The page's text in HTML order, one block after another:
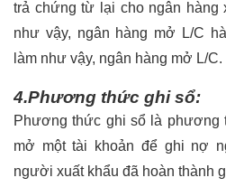
trả chứng từ lại cho ngân hàng
như vậy, ngân hàng mở L/C
làm như vậy, ngân hàng mở L/C.
4.Phương thức ghi sổ:
Phương thức ghi sổ là phương
mở một tài khoản để ghi nợ
người xuất khẩu đã hoàn thành